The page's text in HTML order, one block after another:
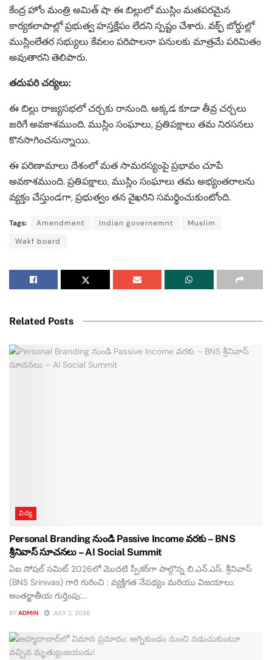
కేంద్ర హోం మంత్రి అమిత్ షా ఈ బిల్లులో ముస్లిం మతపరమైన
కార్యకలాపాల్లో ప్రభుత్వ హస్తక్షేపం లేదని స్పష్టం చేశారు. వక్ఫ్ బోర్డుల్లో
ముస్లింలేతర సభ్యులు కేవలం పరిపాలనా పనులకు మాత్రమే పరిమితం
అవుతారని తెలిపారు. ​
తదుపరి చర్యలు:
ఈ బిల్లు రాజ్యసభలో చర్చకు రానుంది. అక్కడ కూడా తీవ్ర చర్చలు
జరిగే అవకాశముంది. ముస్లిం సంఘాలు, ప్రతిపక్షాలు తమ నిరసనలు
కొనసాగించనున్నాయి.​
ఈ పరిణామాలు దేశంలో మత సామరస్యంపై ప్రభావం చూపే
అవకాశముంది. ప్రతిపక్షాలు, ముస్లిం సంఘాలు తమ అభ్యంతరాలను
వ్యక్తం చేస్తుండగా, ప్రభుత్వం తన వైఖరిని సమర్థించుకుంటోంది.
Tags: Amendment Indian governemnt
Muslim
Wakf board
Related Posts
విద్య
Personal Branding నుండి Passive Income వరకు – BNS
శ్రీనివాస్ సూచనలు – AI Social Summit
ఏఐ సోషల్ సమిట్ 2026లో మొదటి స్పీకర్‌గా పాల్గొన్న బి.ఎన్.ఎస్. శ్రీనివాస్
(BNS Srinivas) గారి గురించి : వ్యక్తిగత నేపథ్యం మరియు విజయాలు:
అంతర్జాతీయ గుర్తింపు:...
BY ADMIN JULY 2, 2026